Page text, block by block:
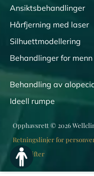
Ansiktsbehandlinger
Hårfjerning med laser
Silhuettmodellering
Behandlinger for menn
Behandling av
Ideell rumpe
Opphavsrett © 2026
Retningslinjer for
Forskrifter